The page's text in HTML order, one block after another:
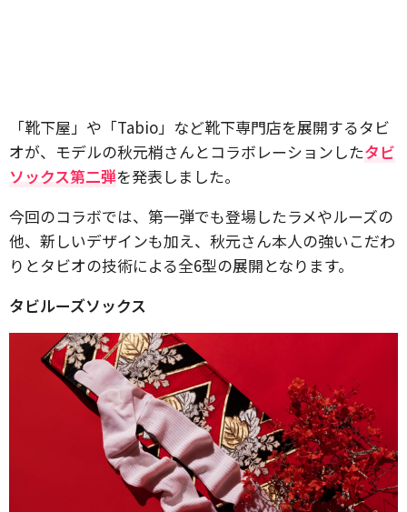
「靴下屋」や「Tabio」など靴下専門店を展開するタビ
オが、モデルの秋元梢さんとコラボレーションしたタビ
ソックス第二弾を発表しました。
今回のコラボでは、第一弾でも登場したラメやルーズの
他、新しいデザインも加え、秋元さん本人の強いこだわ
りとタビオの技術による全6型の展開となります。
タビルーズソックス